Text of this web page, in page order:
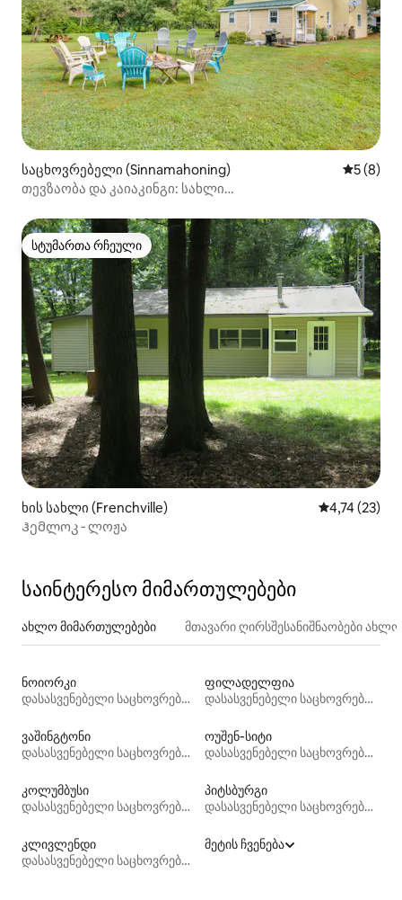
საცხოვრებელი (Sinnamahoning) საშუალო
5 (8)
თევზაობა და კაიაკინგი: სახლი
სტუმართა რჩეული
სტუმართა რჩეული
ხის სახლი (Frenchville) საშუალო
4,74 (23)
Ჰემლოკ ‑ ლოჟა
საინტერესო მიმართულებები
ახლო მიმართულებები მთავარი ღირსშესანიშნაობები
ნოიორკი
დასასვენებელი საცხოვრებლები
ფილადელფია
დასასვენებელი საცხოვრებლები
ვაშინგტონი
დასასვენებელი საცხოვრებლები
ოუშენ‑სიტი
დასასვენებელი საცხოვრებლები
კოლუმბუსი
დასასვენებელი საცხოვრებლები
პიტსბურგი
დასასვენებელი საცხოვრებლები
კლივლენდი
დასასვენებელი საცხოვრებლები
მეტის ჩვენება